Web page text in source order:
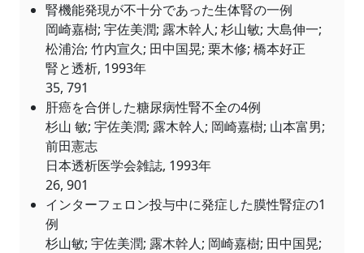
腎機能発現が不十分であった生体腎の一例
岡崎嘉樹; 宇佐美潤; 露木幹人; 杉山敏; 大島伸一;
松浦治; 竹内宣久; 田中国晃; 栗木修; 橋本好正
腎と透析, 1993年
35, 791
肝癌を合併した糖尿病性腎不全の4例
杉山 敏; 宇佐美潤; 露木幹人; 岡崎嘉樹; 山本富男;
前田憲志
日本透析医学会雑誌, 1993年
26, 901
インターフェロン投与中に発症した膜性腎症の1
例
杉山敏; 宇佐美潤; 露木幹人; 岡崎嘉樹; 田中国晃;